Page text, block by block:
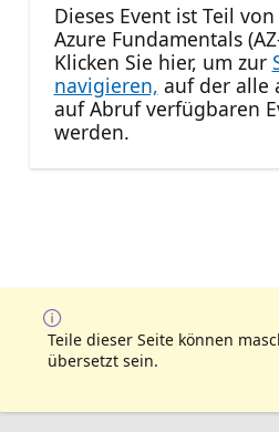
Dieses Event ist Teil
Azure Fundamentals
Klicken Sie hier, um zur
navigieren, auf der alle
auf Abruf verfügbaren
werden.
Teile dieser Seite können
übersetzt sein.